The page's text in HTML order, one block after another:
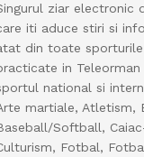
ziar electronic
iti aduce stiri si
din toate sporturile
in
national si
martiale, Atletism,
Softball,
Fotbal,